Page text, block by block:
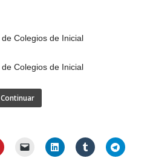
Continuar